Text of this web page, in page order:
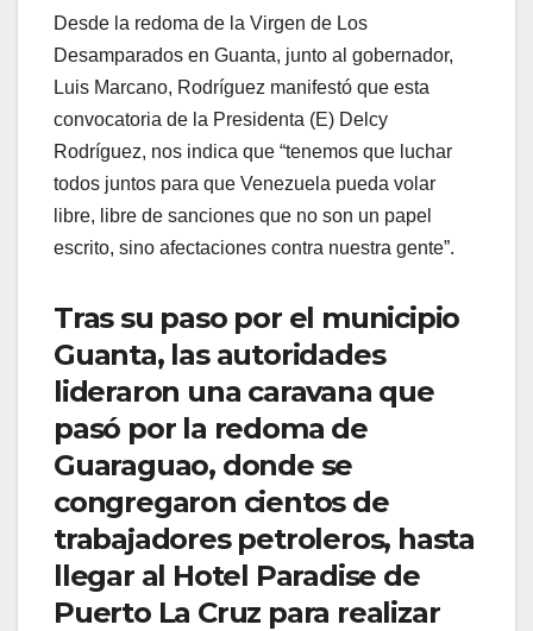
Desde la redoma de la Virgen de Los
Desamparados en Guanta, junto al gobernador,
Luis Marcano, Rodríguez manifestó que esta
convocatoria de la Presidenta (E) Delcy
Rodríguez, nos indica que “tenemos que luchar
todos juntos para que Venezuela pueda volar
libre, libre de sanciones que no son un papel
escrito, sino afectaciones contra nuestra gente”.
Tras su paso por el municipio
Guanta, las autoridades
lideraron una caravana que
pasó por la redoma de
Guaraguao, donde se
congregaron cientos de
trabajadores petroleros, hasta
llegar al Hotel Paradise de
Puerto La Cruz para realizar